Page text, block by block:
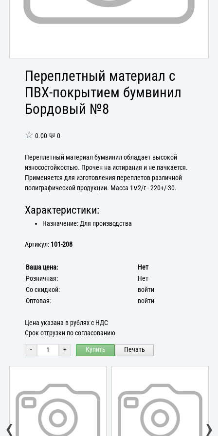
Переплетный материал с
ПВХ-покрытием бумвинил
Бордовый №8
☆ 0.00 💬 0
Переплетный материал бумвинил обладает высокой
износостойкостью. Прочен на истирания и не пачкается.
Применяется для изготовления переплетов различной
полиграфической продукции. Масса 1м2/г - 220+/-30.
Характеристики:
Назначение: Для производства
Артикул: 101-208
Ваша цена:
Нет
Розничная:
Нет
Со скидкой:
войти
Оптовая:
войти
Цена указана в рублях с НДС
Срок отгрузки по согласованию
- + Купить Печать
‹ ›